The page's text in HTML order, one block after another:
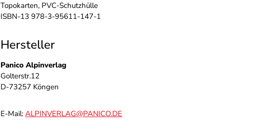
Topokarten, PVC-Schutzhülle
ISBN-13 978-3-95611-147-1
Hersteller
Panico Alpinverlag
Golterstr.12
D-73257 Köngen
E-Mail:ALPINVERLAG@PANICO.DE